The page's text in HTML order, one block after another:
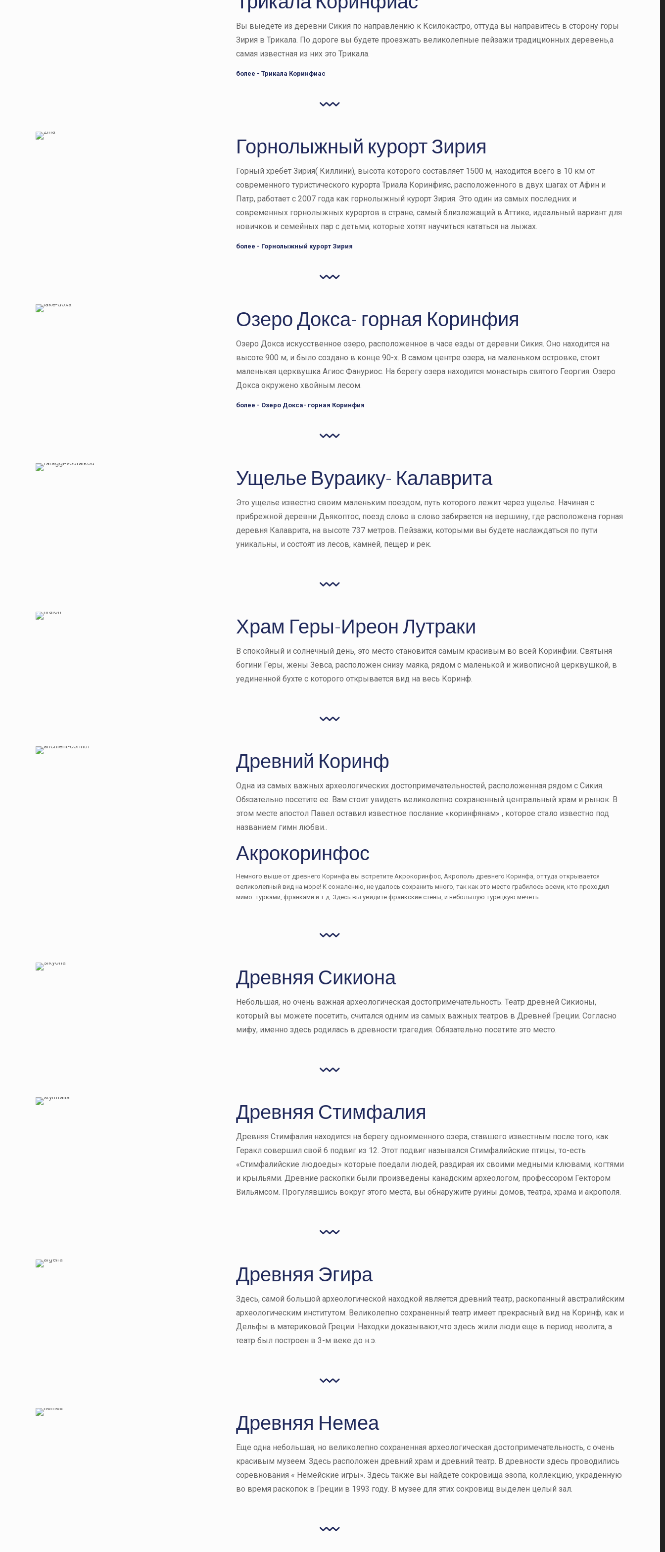
Вы выедете из деревни Сикия по направлению к Ксилокастро, оттуда вы направитесь в сторону горы
Зирия в Трикала. По дороге вы будете проезжать великолепные пейзажи традиционных деревень,а
самая известная из них это Трикала.
более - Трикала Коринфиас
Горнолыжный курорт Зирия
Горный хребет Зирия( Киллини), высота которого составляет 1500 м, находится всего в 10 км от
современного туристического курорта Триала Коринфияс, расположенного в двух шагах от Афин и
Патр, работает с 2007 года как горнолыжный курорт Зирия. Это один из самых последних и
современных горнолыжных курортов в стране, самый близлежащий в Аттике, идеальный вариант для
новичков и семейных пар с детьми, которые хотят научиться кататься на лыжах.
более - Горнолыжный курорт Зирия
Озеро Докса- горная Коринфия
Озеро Докса искусственное озеро, расположенное в часе езды от деревни Сикия. Оно находится на
высоте 900 м, и было создано в конце 90-х. В самом центре озера, на маленьком островке, стоит
маленькая церквушка Агиос Фануриос. На берегу озера находится монастырь святого Георгия. Озеро
Докса окружено хвойным лесом.
более - Озеро Докса- горная Коринфия
Ущелье Вураику- Калаврита
Это ущелье известно своим маленьким поездом, путь которого лежит через ущелье. Начиная с
прибрежной деревни Дьякоптос, поезд слово в слово забирается на вершину, где расположена горная
деревня Калаврита, на высоте 737 метров. Пейзажи, которыми вы будете наслаждаться по пути
уникальны, и состоят из лесов, камней, пещер и рек.
Храм Геры-Иреон Лутраки
В спокойный и солнечный день, это место становится самым красивым во всей Коринфии. Святыня
богини Геры, жены Зевса, расположен снизу маяка, рядом с маленькой и живописной церквушкой, в
уединенной бухте с которого открывается вид на весь Коринф.
Древний Коринф
Одна из самых важных археологических достопримечательностей, расположенная рядом с Сикия.
Обязательно посетите ее. Вам стоит увидеть великолепно сохраненный центральный храм и рынок. В
этом месте апостол Павел оставил известное послание «коринфянам» , которое стало известно под
названием гимн любви..
Акрокоринфос
Немного выше от древнего Коринфа вы встретите Акрокоринфос, Акрополь древнего Коринфа, оттуда открывается
великолепный вид на море! К сожалению, не удалось сохранить много, так как это место грабилось всеми, кто проходил
мимо: турками, франками и т.д. Здесь вы увидите франкские стены, и небольшую турецкую мечеть.
Древняя Сикиона
Небольшая, но очень важная археологическая достопримечательность. Театр древней Сикионы,
который вы можете посетить, считался одним из самых важных театров в Древней Греции. Согласно
мифу, именно здесь родилась в древности трагедия. Обязательно посетите это место.
Древняя Стимфалия
Древняя Стимфалия находится на берегу одноименного озера, ставшего известным после того, как
Геракл совершил свой 6 подвиг из 12. Этот подвиг назывался Стимфалийские птицы, то-есть
«Стимфалийские людоеды» которые поедали людей, раздирая их своими медными клювами, когтями
и крыльями. Древние раскопки были произведены канадским археологом, профессором Гектором
Вильямсом. Прогулявшись вокруг этого места, вы обнаружите руины домов, театра, храма и акрополя.
Древняя Эгира
Здесь, самой большой археологической находкой является древний театр, раскопанный австралийским
археологическим институтом. Великолепно сохраненный театр имеет прекрасный вид на Коринф, как и
Дельфы в материковой Греции. Находки доказывают,что здесь жили люди еще в период неолита, а
театр был построен в 3-м веке до н.э.
Древняя Немеа
Еще одна небольшая, но великолепно сохраненная археологическая достопримечательность, с очень
красивым музеем. Здесь расположен древний храм и древний театр. В древности здесь проводились
соревнования « Немейские игры». Здесь также вы найдете сокровища эзопа, коллекцию, украденную
во время раскопок в Греции в 1993 году. В музее для этих сокровищ выделен целый зал.